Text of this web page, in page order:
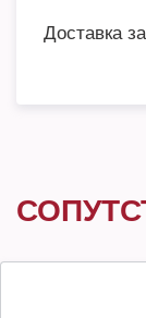
Доставка